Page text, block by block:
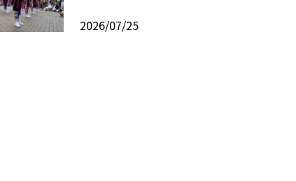
2026/07/25